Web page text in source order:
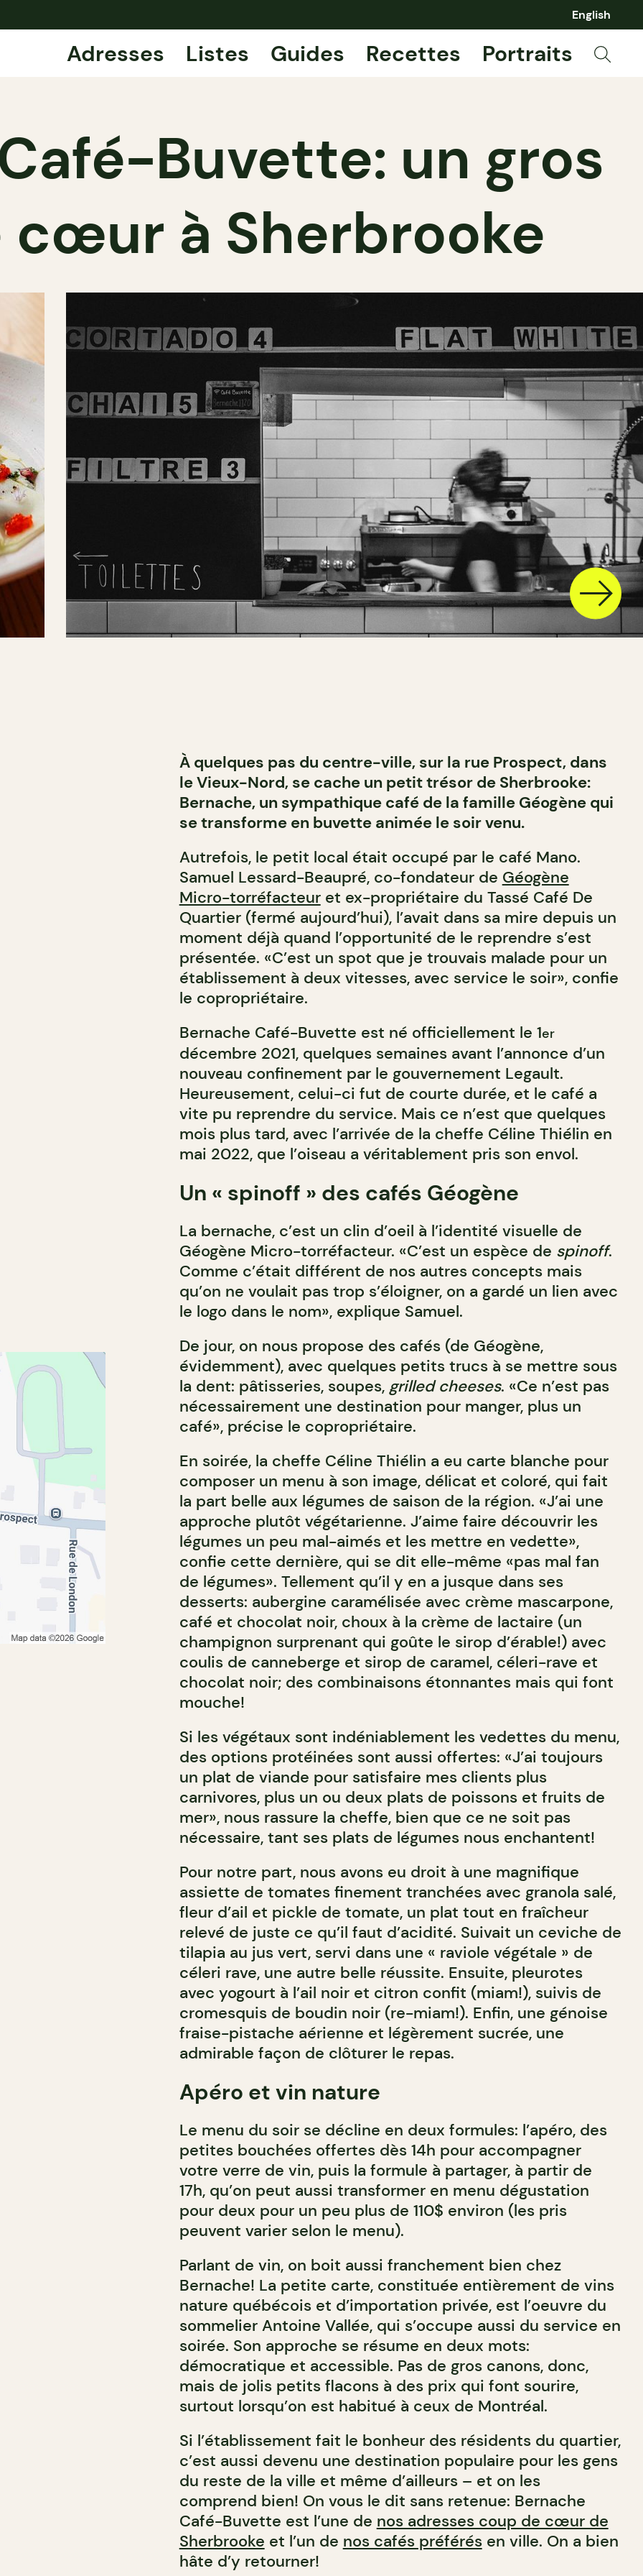
English
Adresses Listes Guides Recettes Portraits
Buvette: un gros
à Sherbrooke
À quelques pas du centre-ville, sur la rue Prospect, dans
le Vieux-Nord, se cache un petit trésor de Sherbrooke:
Bernache, un sympathique café de la famille Géogène qui
se transforme en buvette animée le soir venu.
Autrefois, le petit local était occupé par le café Mano.
Samuel Lessard-Beaupré, co-fondateur de Géogène
Micro-torréfacteuret ex-propriétaire du Tassé Café De
Quartier (fermé aujourd’hui), l’avait dans sa mire depuis un
moment déjà quand l’opportunité de le reprendre s’est
présentée. «C’est un spot que je trouvais malade pour un
établissement à deux vitesses, avec service le soir», confie
le copropriétaire.
Bernache Café-Buvette est né officiellement le 1er
décembre 2021, quelques semaines avant l’annonce d’un
nouveau confinement par le gouvernement Legault.
Heureusement, celui-ci fut de courte durée, et le café a
vite pu reprendre du service. Mais ce n’est que quelques
mois plus tard, avec l’arrivée de la cheffe Céline Thiélin en
mai 2022, que l’oiseau a véritablement pris son envol.
Un « spinoff » des cafés Géogène
La bernache, c’est un clin d’oeil à l’identité visuelle de
Géogène Micro-torréfacteur. «C’est un espèce de spinoff.
Comme c’était différent de nos autres concepts mais
qu’on ne voulait pas trop s’éloigner, on a gardé un lien avec
le logo dans le nom», explique Samuel.
De jour, on nous propose des cafés (de Géogène,
évidemment), avec quelques petits trucs à se mettre sous
la dent: pâtisseries, soupes, grilled cheeses. «Ce n’est pas
nécessairement une destination pour manger, plus un
café», précise le copropriétaire.
En soirée, la cheffe Céline Thiélin a eu carte blanche pour
composer un menu à son image, délicat et coloré, qui fait
la part belle aux légumes de saison de la région. «J’ai une
approche plutôt végétarienne. J’aime faire découvrir les
légumes un peu mal-aimés et les mettre en vedette»,
confie cette dernière, qui se dit elle-même «pas mal fan
de légumes». Tellement qu’il y en a jusque dans ses
desserts: aubergine caramélisée avec crème mascarpone,
café et chocolat noir, choux à la crème de lactaire (un
champignon surprenant qui goûte le sirop d’érable!) avec
coulis de canneberge et sirop de caramel, céleri-rave et
chocolat noir; des combinaisons étonnantes mais qui font
mouche!
Si les végétaux sont indéniablement les vedettes du menu,
des options protéinées sont aussi offertes: «J’ai toujours
un plat de viande pour satisfaire mes clients plus
carnivores, plus un ou deux plats de poissons et fruits de
mer», nous rassure la cheffe, bien que ce ne soit pas
nécessaire, tant ses plats de légumes nous enchantent!
Pour notre part, nous avons eu droit à une magnifique
assiette de tomates finement tranchées avec granola salé,
fleur d’ail et pickle de tomate, un plat tout en fraîcheur
relevé de juste ce qu’il faut d’acidité. Suivait un ceviche de
tilapia au jus vert, servi dans une « raviole végétale » de
céleri rave, une autre belle réussite. Ensuite, pleurotes
avec yogourt à l’ail noir et citron confit (miam!), suivis de
cromesquis de boudin noir (re-miam!). Enfin, une génoise
fraise-pistache aérienne et légèrement sucrée, une
admirable façon de clôturer le repas.
Apéro et vin nature
Le menu du soir se décline en deux formules: l’apéro, des
petites bouchées offertes dès 14h pour accompagner
votre verre de vin, puis la formule à partager, à partir de
17h, qu’on peut aussi transformer en menu dégustation
pour deux pour un peu plus de 110$ environ (les pris
peuvent varier selon le menu).
Parlant de vin, on boit aussi franchement bien chez
Bernache! La petite carte, constituée entièrement de vins
nature québécois et d’importation privée, est l’oeuvre du
sommelier Antoine Vallée, qui s’occupe aussi du service en
soirée. Son approche se résume en deux mots:
démocratique et accessible. Pas de gros canons, donc,
mais de jolis petits flacons à des prix qui font sourire,
surtout lorsqu’on est habitué à ceux de Montréal.
Si l’établissement fait le bonheur des résidents du quartier,
c’est aussi devenu une destination populaire pour les gens
du reste de la ville et même d’ailleurs – et on les
comprend bien! On vous le dit sans retenue: Bernache
Café-Buvette est l’une de nos adresses coup de cœur de
Sherbrooke et l’un de nos cafés préférésen ville. On a bien
hâte d’y retourner!